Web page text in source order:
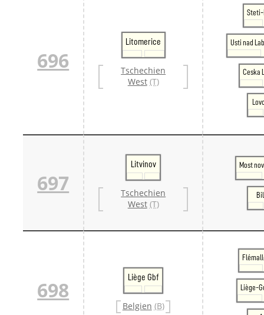
696
Litomerice
Tschechien
West (T)
Usti nad
Ceska
697
Litvinov
Tschechien
West (T)
Most
698
Liège Gbf
Belgien (B)
Liège-